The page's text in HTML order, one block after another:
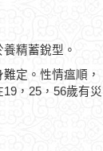
精蓄銳型。
定。性情瘟順，
，25，56歲有災